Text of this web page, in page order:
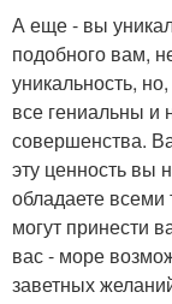
А еще - вы
подобного вам,
уникальность,
все гениальны
совершенства.
эту ценность вы
обладаете
могут принести
вас - море
заветных